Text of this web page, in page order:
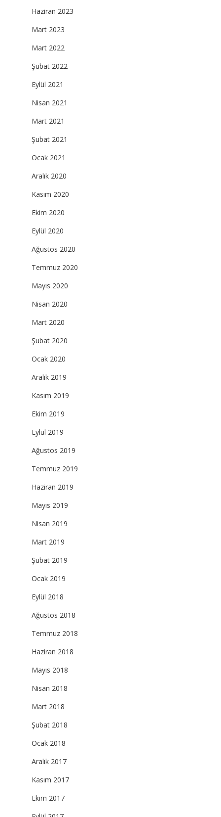
Haziran 2023
Mart 2023
Mart 2022
Şubat 2022
Eylül 2021
Nisan 2021
Mart 2021
Şubat 2021
Ocak 2021
Aralık 2020
Kasım 2020
Ekim 2020
Eylül 2020
Ağustos 2020
Temmuz 2020
Mayıs 2020
Nisan 2020
Mart 2020
Şubat 2020
Ocak 2020
Aralık 2019
Kasım 2019
Ekim 2019
Eylül 2019
Ağustos 2019
Temmuz 2019
Haziran 2019
Mayıs 2019
Nisan 2019
Mart 2019
Şubat 2019
Ocak 2019
Eylül 2018
Ağustos 2018
Temmuz 2018
Haziran 2018
Mayıs 2018
Nisan 2018
Mart 2018
Şubat 2018
Ocak 2018
Aralık 2017
Kasım 2017
Ekim 2017